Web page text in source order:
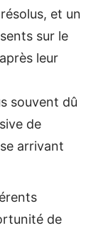
et un
sur le
leur
souvent dû
de
arrivant
de